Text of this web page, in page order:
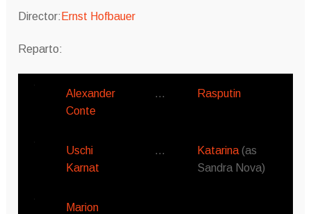
Director: Ernst Hofbauer
Reparto:
Alexander
Conte
… Rasputin
Uschi
Karnat
… Katarina(as
Sandra Nova)
Marion